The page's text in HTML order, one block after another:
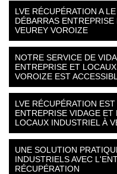
LVE RÉCUPÉRATION A
DÉBARRAS
VEUREY VOROIZE
NOTRE SERVICE DE
ENTREPRISE ET
VOROIZE EST
LVE RÉCUPÉRATION
ENTREPRISE VIDAGE
LOCAUX INDUSTRIEL À
UNE SOLUTION
INDUSTRIELS AVEC
RÉCUPÉRATION